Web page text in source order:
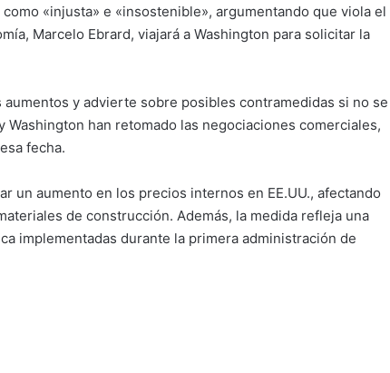
«injusta» e «insostenible», argumentando que viola el
Marcelo Ebrard, viajará a Washington para solicitar la
y advierte sobre posibles contramedidas si no se
Washington han retomado las negociaciones comerciales,
fecha.
un aumento en los precios internos en EE.UU., afectando
de construcción. Además, la medida refleja una
implementadas durante la primera administración de